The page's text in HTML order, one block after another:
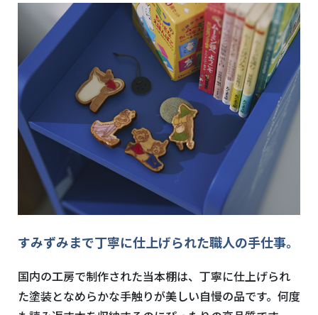
すみずみまで丁寧に仕上げられた職人の手仕事。
国内の工房で制作された当本棚は、丁寧に仕上げられ
た塗装となめらかな手触りが美しい自慢の品です。何度